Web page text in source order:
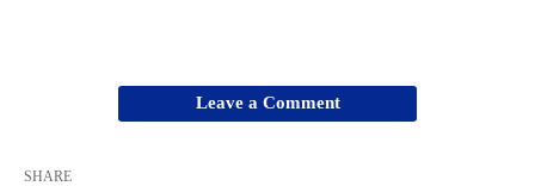
Leave a Comment
SHARE